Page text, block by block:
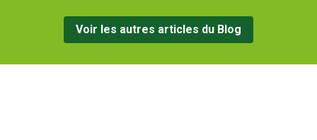
Voir les autres articles du Blog